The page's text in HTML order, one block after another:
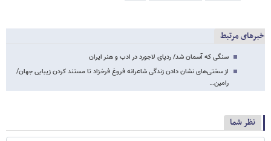
خبرهای مرتبط
سنگی که آسمان شد/ ردپای لاجورد در ادب و هنر ایران
از سختی‌های نشان دادن زندگی شاعرانه فروغ فرخزاد تا مستند کردن زیبایی جهان/
رامین…
نظر شما